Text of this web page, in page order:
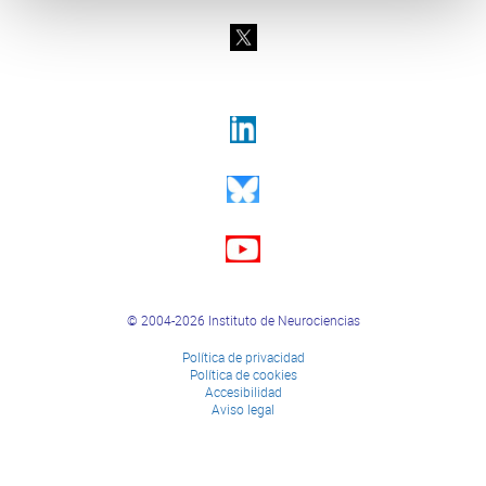
© 2004-2026 Instituto de Neurociencias
Política de privacidad
Política de cookies
Accesibilidad
Aviso legal